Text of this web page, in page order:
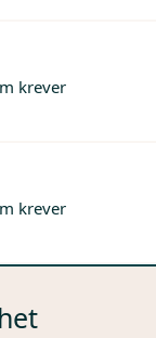
krever
krever